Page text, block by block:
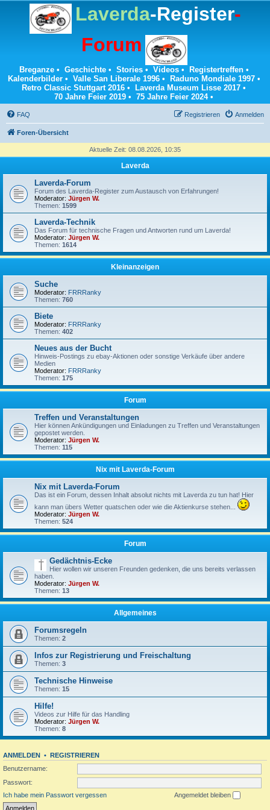
Laverda-Register-
Forum
Breganze• Geschichte• Stories• Videos• Registertreffen•
Kalenderbilder• Valle San Liberale 1996• Raduno Mondiale 1997•
Retro Classic Stuttgart 2016 • Laverda Museum Lisse 2017 •
70 Jahre Feier 2019 • 75 Jahre Feier 2024•
FAQ Anmelden
Registrieren
Foren-Übersicht
Aktuelle Zeit: 08.08.2026, 10:35
Laverda
Laverda-Forum
Forum des Laverda-Register zum Austausch von Erfahrungen!
Moderator: Jürgen W.
Themen: 1599
Laverda-Technik
Das Forum für technische Fragen und Antworten rund um Laverda!
Moderator: Jürgen W.
Themen: 1614
Kleinanzeigen
Suche
Moderator: FRRRanky
Themen: 760
Biete
Moderator: FRRRanky
Themen: 402
Neues aus der Bucht
Hinweis-Postings zu ebay-Aktionen oder sonstige Verkäufe über andere
Medien
Moderator: FRRRanky
Themen: 175
Forum
Treffen und Veranstaltungen
Hier können Ankündigungen und Einladungen zu Treffen und Veranstaltungen
gepostet werden.
Moderator: Jürgen W.
Themen: 115
Nix mit Laverda-Forum
Nix mit Laverda-Forum
Das ist ein Forum, dessen Inhalt absolut nichts mit Laverda zu tun hat! Hier
kann man übers Wetter quatschen oder wie die Aktienkurse stehen...
Moderator: Jürgen W.
Themen: 524
Forum
Gedächtnis-Ecke
Hier wollen wir unseren Freunden gedenken, die uns bereits verlassen
haben.
Moderator: Jürgen W.
Themen: 13
Allgemeines
Forumsregeln
Themen: 2
Infos zur Registrierung und Freischaltung
Themen: 3
Technische Hinweise
Themen: 15
Hilfe!
Videos zur Hilfe für das Handling
Moderator: Jürgen W.
Themen: 8
ANMELDEN • REGISTRIEREN
Benutzername:
Passwort:
Ich habe mein Passwort vergessen
Angemeldet bleiben